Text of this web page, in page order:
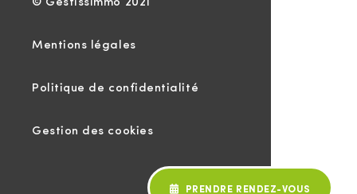
© Gestissimmo 2021
Mentions légales
Politique de confidentialité
Gestion des cookies
PRENDRE RENDEZ-VOUS